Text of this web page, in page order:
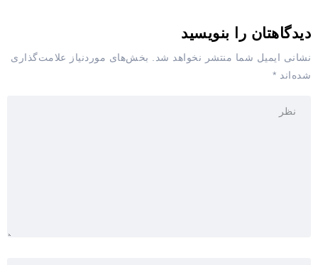
دیدگاهتان را بنویسید
نشانی ایمیل شما منتشر نخواهد شد. بخش‌های موردنیاز علامت‌گذاری
شده‌اند *